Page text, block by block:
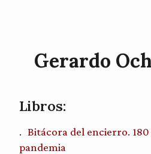
Gerardo
Libros:
Bitácora del encierro. 180
pandemia